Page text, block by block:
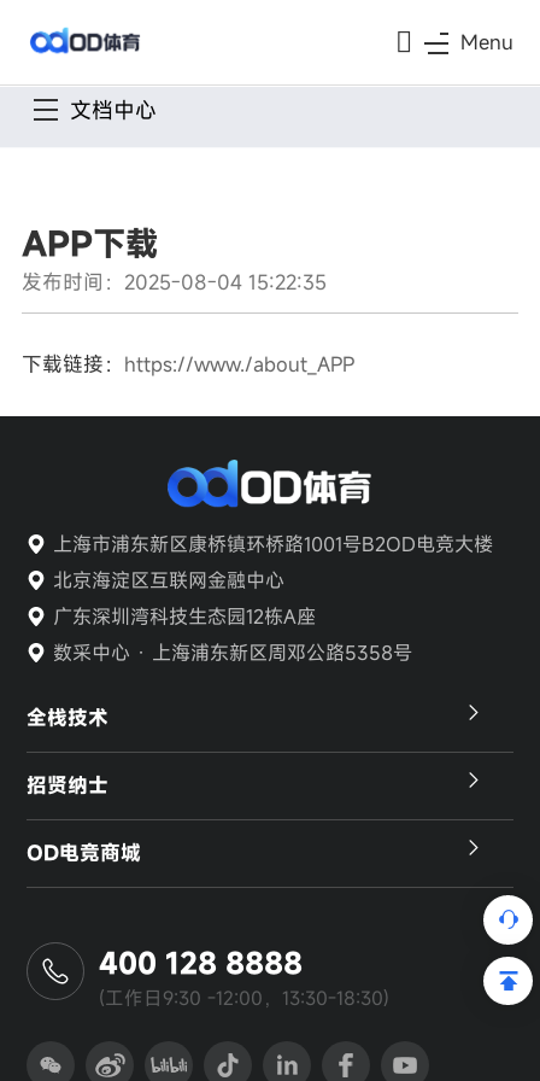
Menu
文档中心
APP下载
发布时间：2025-08-04 15:22:35
下载链接： https://www./about_APP
上海市浦东新区康桥镇环桥路1001号B2OD电竞大楼
北京海淀区互联网金融中心
广东深圳湾科技生态园12栋A座
数采中心 · 上海浦东新区周邓公路5358号
全栈技术
OD电竞商城
招贤纳士
400 128 8888
(工作日9:30 -12:00，13:30-18:30)